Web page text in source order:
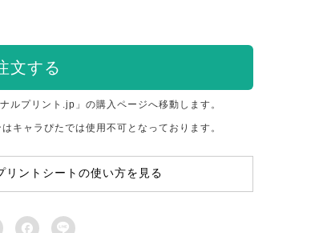
文する
ルプリント.jp」の購入ページへ移動します。
キャラぴたでは使用不可となっております。
リントシートの使い方を見る
 